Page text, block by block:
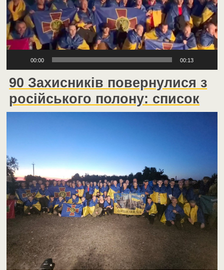
00:00 00:13
90 Захисників повернулися з
російського полону: список